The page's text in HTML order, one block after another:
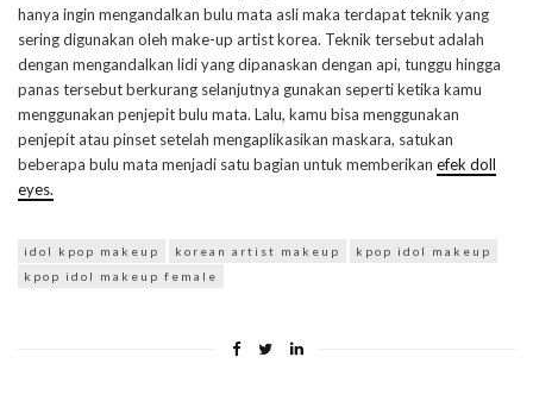
hanya ingin mengandalkan bulu mata asli maka terdapat teknik yang
sering digunakan oleh make-up artist korea. Teknik tersebut adalah
dengan mengandalkan lidi yang dipanaskan dengan api, tunggu hingga
panas tersebut berkurang selanjutnya gunakan seperti ketika kamu
menggunakan penjepit bulu mata. Lalu, kamu bisa menggunakan
penjepit atau pinset setelah mengaplikasikan maskara, satukan
beberapa bulu mata menjadi satu bagian untuk memberikan efek doll
eyes.
idol kpop makeup korean artist makeup
kpop idol makeup
kpop idol makeup female